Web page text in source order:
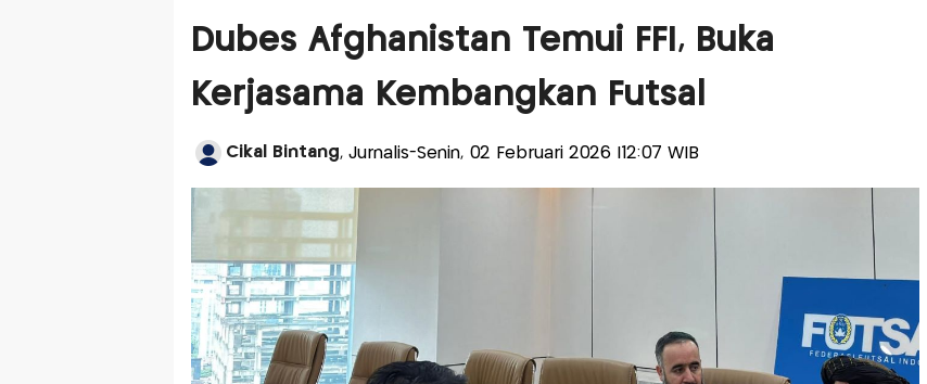
Dubes Afghanistan Temui FFI, Buka
Kerjasama Kembangkan Futsal
Cikal Bintang, Jurnalis-Senin, 02 Februari 2026 |12:07 WIB